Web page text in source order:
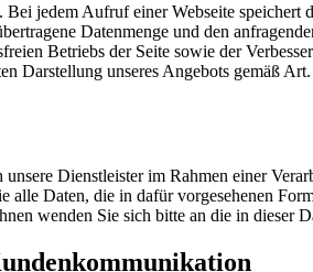
jedem Aufruf einer Webseite
Datenmenge und den
Betriebs der Seite sowie der
Darstellung unseres Angebots gemäß
Dienstleister im Rahmen einer
Daten, die in dafür vorgesehenen
wenden Sie sich bitte an die in dieser